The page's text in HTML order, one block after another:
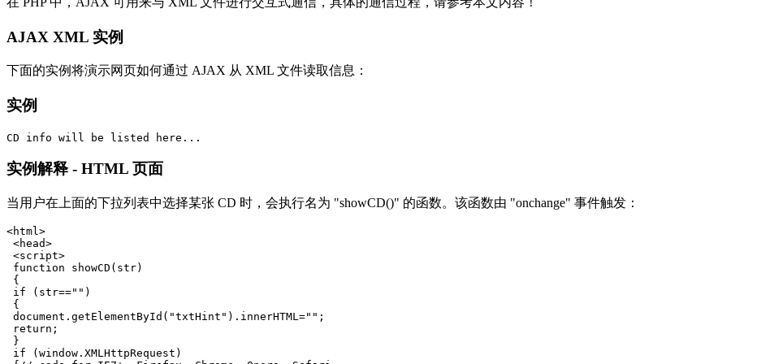
AJAX XML 实例
下面的实例将演示网页如何通过 AJAX 从 XML 文件读取信息：
实例
实例解释 - HTML 页面
当用户在上面的下拉列表中选择某张 CD 时，会执行名为 "showCD()" 的函数。该函数由 "onchange" 事件触发：
<html>
<head>
<script>
function showCD(str)
{
if (str=="")
{
document.getElementById("txtHint").innerHTML="";
return;
}
if (window.XMLHttpRequest)